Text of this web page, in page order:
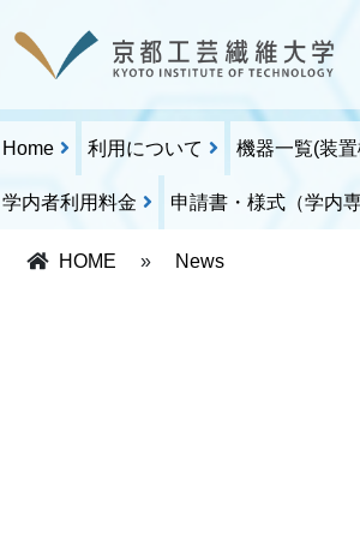
Home 利用について 機器一覧(装
学内者利用料金 申請書・様式（学内専
HOME » News